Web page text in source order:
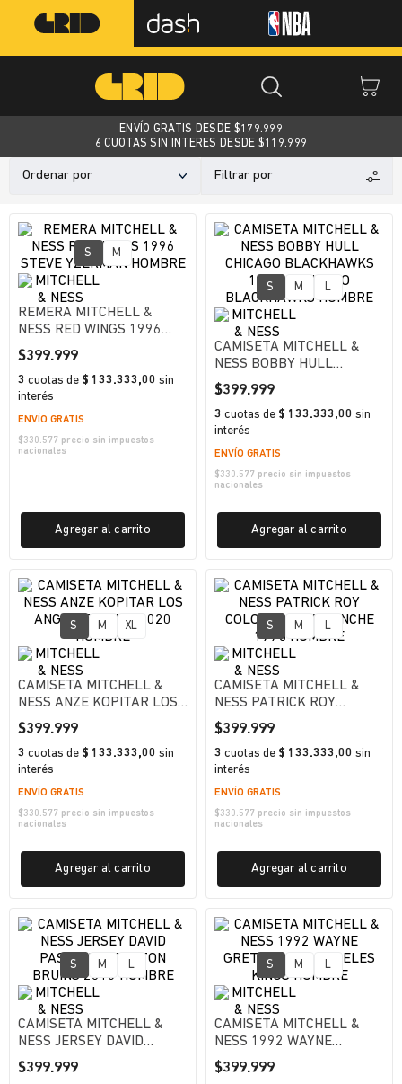
ENVÍO GRATIS DESDE $179.999
6 CUOTAS SIN INTERES DESDE $119.999
Ordenar por
S M
REMERA MITCHELL &
NESS RED WINGS 1996
STEVE YZERMAN HOMBRE
$399.999
3 cuotas de $ 133.333,00 sin
interés
ENVÍO GRATIS
$330.577 precio sin impuestos
nacionales
Agregar al carrito
S M L
CAMISETA MITCHELL &
NESS BOBBY HULL
CHICAGO BLACKHAWKS
1965 - CHICAGO
BLACKHAWKS HOMBRE
$399.999
3 cuotas de $ 133.333,00 sin
interés
ENVÍO GRATIS
$330.577 precio sin impuestos
nacionales
Agregar al carrito
S M XL
CAMISETA MITCHELL &
NESS ANZE KOPITAR LOS
ANGELES KINGS 2020
HOMBRE
$399.999
3 cuotas de $ 133.333,00 sin
interés
ENVÍO GRATIS
$330.577 precio sin impuestos
nacionales
Agregar al carrito
S M L
CAMISETA MITCHELL &
NESS PATRICK ROY
COLORADO AVALANCHE
1995 HOMBRE
$399.999
3 cuotas de $ 133.333,00 sin
interés
ENVÍO GRATIS
$330.577 precio sin impuestos
nacionales
Agregar al carrito
S M L
CAMISETA MITCHELL &
NESS JERSEY DAVID
PASTRNAK BOSTON
BRUINS 2016 HOMBRE
$399.999
S M L
CAMISETA MITCHELL &
NESS 1992 WAYNE
GRETZKY LOS ANGELES
KINGS HOMBRE
$399.999